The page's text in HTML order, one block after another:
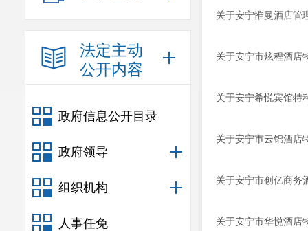
法定主动
公开内容
政府信息公开目录
政府领导
组织机构
人事任免
关于安宁惟曼酒店管
关于安宁市炫程酒店
关于安宁希悦宾馆特
关于安宁市云锦酒店
关于安宁市创亿商务
关于安宁市华悦酒店